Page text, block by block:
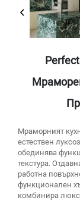
Мраморният
естествен
обединява
текстура.
работна
функционален
комбинира